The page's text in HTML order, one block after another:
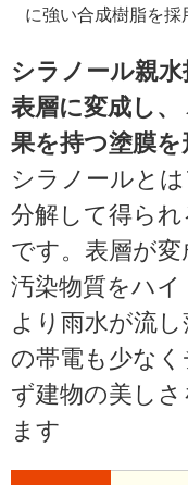
に強い合成樹脂を採
シラノール親
表層に変成し
果を持つ塗膜を
シラノールと
分解して得ら
です。表層が
汚染物質をハ
より雨水が流
の帯電も少な
ず建物の美し
ます